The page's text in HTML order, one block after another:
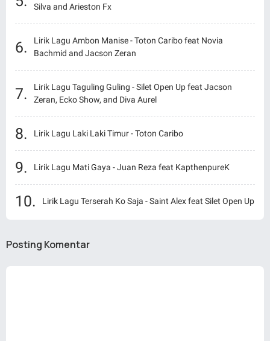
Silva and Arieston Fx
Lirik Lagu Ambon Manise - Toton Caribo feat Novia
Bachmid and Jacson Zeran
Lirik Lagu Taguling Guling - Silet Open Up feat Jacson
Zeran, Ecko Show, and Diva Aurel
Lirik Lagu Laki Laki Timur - Toton Caribo
Lirik Lagu Mati Gaya - Juan Reza feat KapthenpureK
Lirik Lagu Terserah Ko Saja - Saint Alex feat Silet Open Up
Posting Komentar